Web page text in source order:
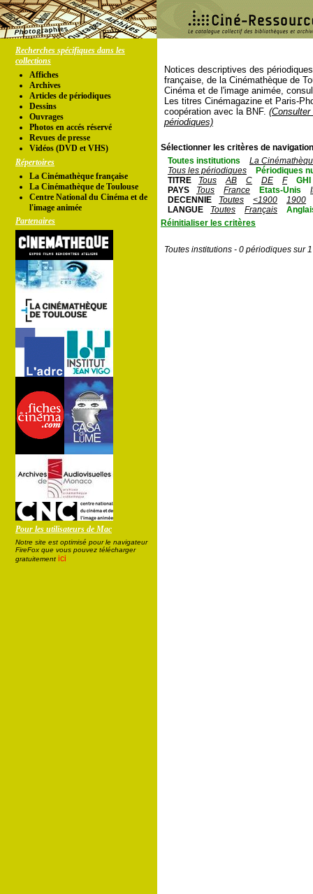
Recherches spécifiques dans les
collections
Affiches
Archives
Articles de périodiques
Dessins
Ouvrages
Photos en accés réservé
Revues de presse
Vidéos (DVD et VHS)
Répertoires
La Cinémathèque française
La Cinémathèque de Toulouse
Centre National du Cinéma et de
l'image animée
Partenaires
Pour les utilisateurs de Mac
Notre site est optimisé pour le navigateur
FireFox que vous pouvez télécharger
gratuitement ici
Notices descriptives des
française, de la Cinémathèque de
Cinéma et de l'image animée,
Les titres Cinémagazine et Paris-
coopération avec la BNF.
périodiques)
Sélectionner les critères de
Toutes institutions
La
Tous les périodiques
Périodiques
TITRE
Tous AB C DE F
GHI
PAYS
Tous France Etats-Unis
DECENNIE
Toutes <1900
1900
LANGUE
Toutes Français
Réinitialiser les critères
Toutes institutions - 0 périodiques sur